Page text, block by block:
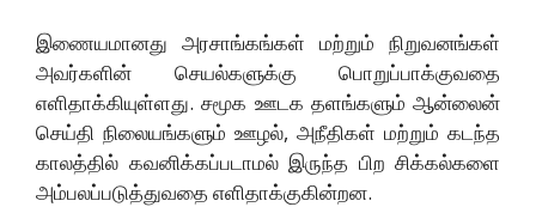
இணையமானது அரசாங்கங்கள் மற்றும் நிறுவனங்கள்
அவர்களின் செயல்களுக்கு பொறுப்பாக்குவதை
எளிதாக்கியுள்ளது. சமூக ஊடக தளங்களும் ஆன்லைன்
செய்தி நிலையங்களும் ஊழல், அநீதிகள் மற்றும் கடந்த
காலத்தில் கவனிக்கப்படாமல் இருந்த பிற சிக்கல்களை
அம்பலப்படுத்துவதை எளிதாக்குகின்றன.